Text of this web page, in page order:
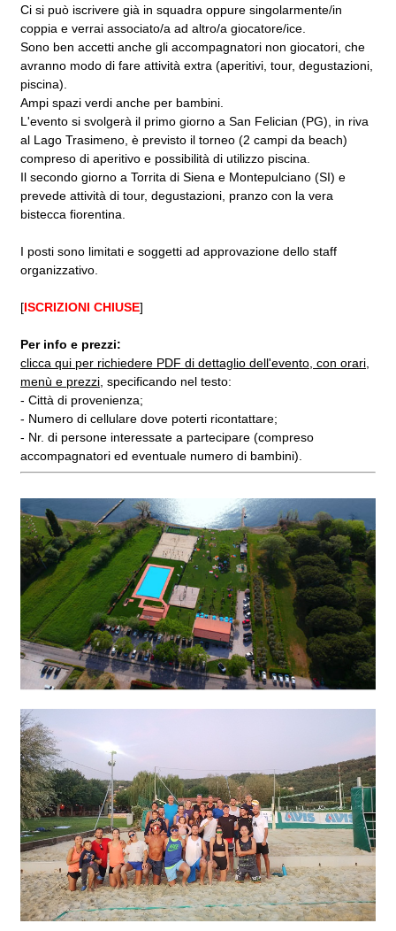
Ci si può iscrivere già in squadra oppure singolarmente/in
coppia e verrai associato/a ad altro/a giocatore/ice.
Sono ben accetti anche gli accompagnatori non giocatori, che
avranno modo di fare attività extra (aperitivi, tour, degustazioni,
piscina).
Ampi spazi verdi anche per bambini.
L'evento si svolgerà il primo giorno a San Felician (PG), in riva
al Lago Trasimeno, è previsto il torneo (2 campi da beach)
compreso di aperitivo e possibilità di utilizzo piscina.
Il secondo giorno a Torrita di Siena e Montepulciano (SI) e
prevede attività di tour, degustazioni, pranzo con la vera
bistecca fiorentina.
I posti sono limitati e soggetti ad approvazione dello staff
organizzativo.
[ISCRIZIONI CHIUSE]
Per info e prezzi:
clicca qui per richiedere PDF di dettaglio dell'evento, con orari,
menù e prezzi, specificando nel testo:
- Città di provenienza;
- Numero di cellulare dove poterti ricontattare;
- Nr. di persone interessate a partecipare (compreso
accompagnatori ed eventuale numero di bambini).